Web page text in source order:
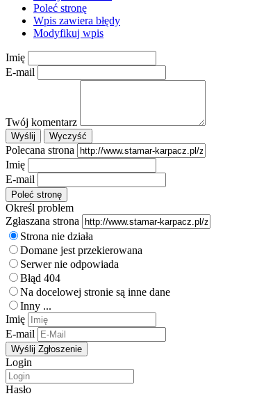
Poleć stronę
Wpis zawiera błędy
Modyfikuj wpis
Imię
E-mail
Twój komentarz
Polecana strona
Imię
E-mail
Określ problem
Zgłaszana strona
Strona nie działa
Domane jest przekierowana
Serwer nie odpowiada
Błąd 404
Na docelowej stronie są inne dane
Inny ...
Imię
E-mail
Login
Hasło